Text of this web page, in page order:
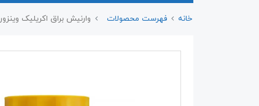
خانه فهرست محصولات وارنیش براق اکریلیک وینزور ۲۵۰ میل